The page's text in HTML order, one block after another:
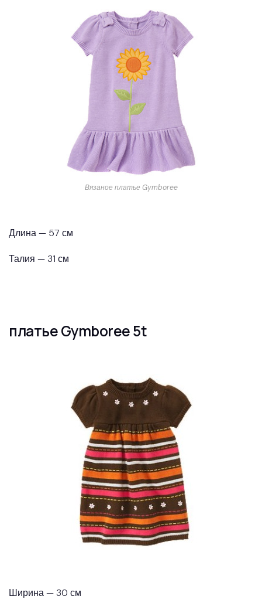
Вязаное платье Gymboree
Длина — 57 см
Талия — 31 см
платье Gymboree 5t
Ширина — 30 см